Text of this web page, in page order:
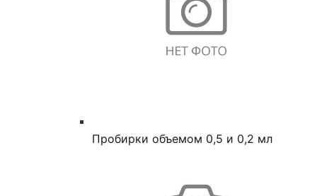
Пробирки объемом 0,5 и 0,2 мл